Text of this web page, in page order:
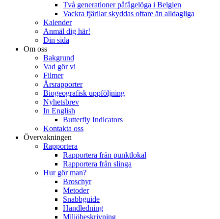
Två generationer påfågelöga i Belgien
Vackra fjärilar skyddas oftare än alldagliga
Kalender
Anmäl dig här!
Din sida
Om oss
Bakgrund
Vad gör vi
Filmer
Årsrapporter
Biogeografisk uppföljning
Nyhetsbrev
In English
Butterfly Indicators
Kontakta oss
Övervakningen
Rapportera
Rapportera från punktlokal
Rapportera från slinga
Hur gör man?
Broschyr
Metoder
Snabbguide
Handledning
Miljöbeskrivning